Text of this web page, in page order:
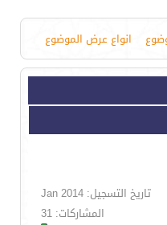
انواع عرض الموضوع
تاريخ التسجيل: Jan 2014
المشاركات: 31